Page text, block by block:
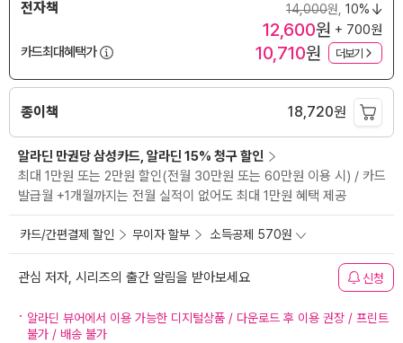
전자책 14,000원, 10%
12,600원 + 700원
카드최대혜택가
10,710원 더보기
종이책 18,720원
알라딘 만권당 삼성카드, 알라딘 15% 청구 할인
최대 1만원 또는 2만원 할인(전월 30만원 또는 60만원 이용 시) / 카드
발급월 +1개월까지는 전월 실적이 없어도 최대 1만원 혜택 제공
카드/간편결제 할인 무이자 할부 소득공제 570원
관심 저자, 시리즈의 출간 알림을 받아보세요 신청
알라딘 뷰어에서 이용 가능한 디지털상품 / 다운로드 후 이용 권장 / 프린트
불가 / 배송 불가